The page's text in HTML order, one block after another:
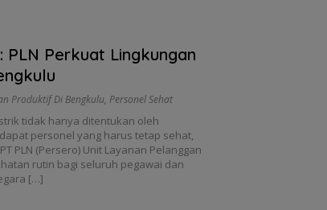
PLN Perkuat Lingkungan
Produktif Di Bengkulu,Personel Sehat
tidak hanya ditentukan oleh
personel yang harus tetap sehat,
PLN (Persero) Unit Layanan Pelanggan
rutin bagi seluruh pegawai dan
[…]